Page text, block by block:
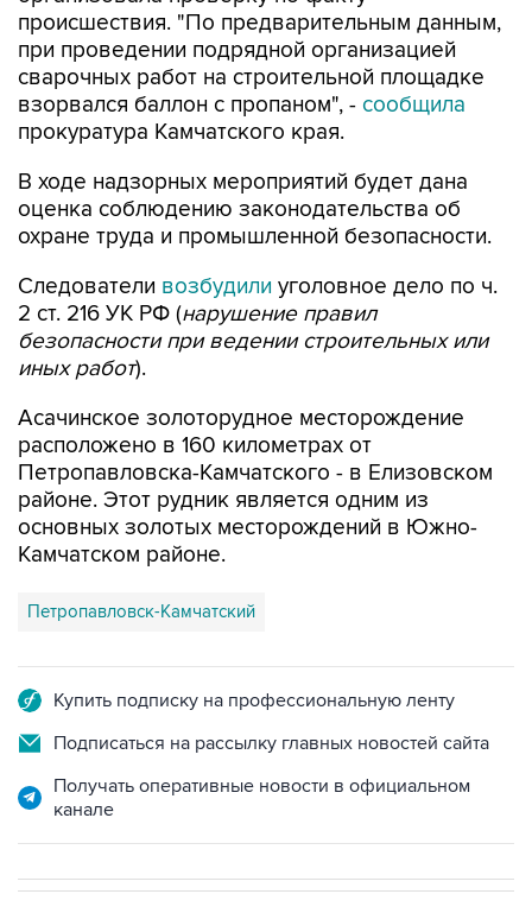
происшествия. "По предварительным данным,
при проведении подрядной организацией
сварочных работ на строительной площадке
взорвался баллон с пропаном", - сообщила
прокуратура Камчатского края.
В ходе надзорных мероприятий будет дана
оценка соблюдению законодательства об
охране труда и промышленной безопасности.
Следователи возбудили уголовное дело по ч.
2 ст. 216 УК РФ (нарушение правил
безопасности при ведении строительных или
иных работ).
Асачинское золоторудное месторождение
расположено в 160 километрах от
Петропавловска-Камчатского - в Елизовском
районе. Этот рудник является одним из
основных золотых месторождений в Южно-
Камчатском районе.
Петропавловск-Камчатский
Купить подписку на профессиональную ленту
Подписаться на рассылку главных новостей сайта
Получать оперативные новости в официальном
канале